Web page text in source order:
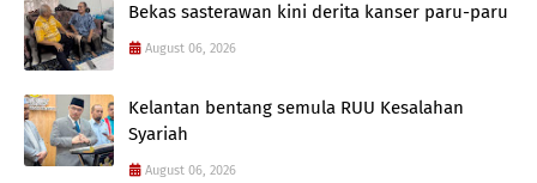
Bekas sasterawan kini derita kanser paru-paru
August 06, 2026
Kelantan bentang semula RUU Kesalahan
Syariah
August 06, 2026